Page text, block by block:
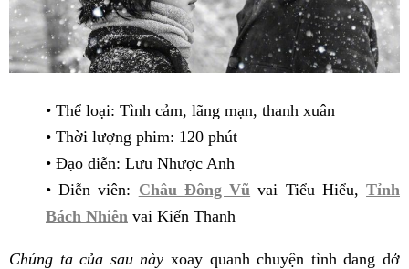
• Thể loại: Tình cảm, lãng mạn, thanh xuân
• Thời lượng phim: 120 phút
• Đạo diễn: Lưu Nhược Anh
• Diễn viên: Châu Đông Vũ vai Tiểu Hiểu,Tỉnh
Bách Nhiên vai Kiến Thanh
Chúng ta của sau này xoay quanh chuyện tình dang dở